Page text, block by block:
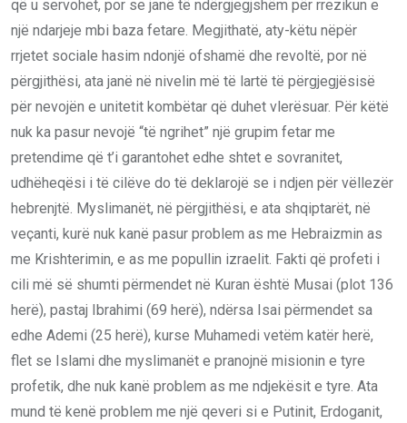
që u servohet, por se janë të ndërgjegjshëm për rrezikun e
një ndarjeje mbi baza fetare. Megjithatë, aty-këtu nëpër
rrjetet sociale hasim ndonjë ofshamë dhe revoltë, por në
përgjithësi, ata janë në nivelin më të lartë të përgjegjësisë
për nevojën e unitetit kombëtar që duhet vlerësuar. Për këtë
nuk ka pasur nevojë “të ngrihet” një grupim fetar me
pretendime që t’i garantohet edhe shtet e sovranitet,
udhëheqësi i të cilëve do të deklarojë se i ndjen për vëllezër
hebrenjtë. Myslimanët, në përgjithësi, e ata shqiptarët, në
veçanti, kurë nuk kanë pasur problem as me Hebraizmin as
me Krishterimin, e as me popullin izraelit. Fakti që profeti i
cili më së shumti përmendet në Kuran është Musai (plot 136
herë), pastaj Ibrahimi (69 herë), ndërsa Isai përmendet sa
edhe Ademi (25 herë), kurse Muhamedi vetëm katër herë,
flet se Islami dhe myslimanët e pranojnë misionin e tyre
profetik, dhe nuk kanë problem as me ndjekësit e tyre. Ata
mund të kenë problem me një qeveri si e Putinit, Erdoganit,